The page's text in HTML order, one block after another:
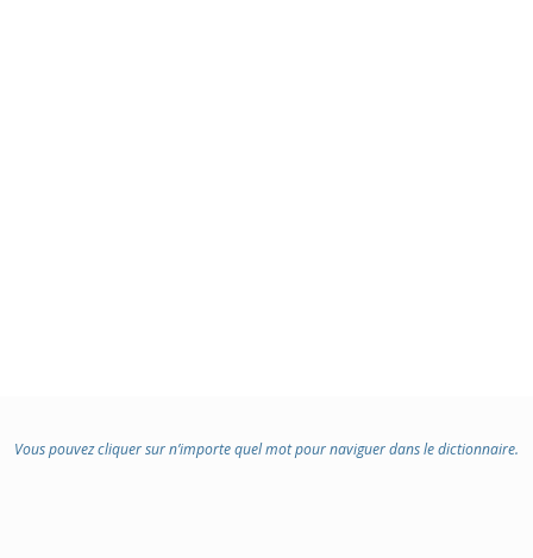
Vous pouvez cliquer sur n’importe quel mot pour naviguer dans le dictionnaire.